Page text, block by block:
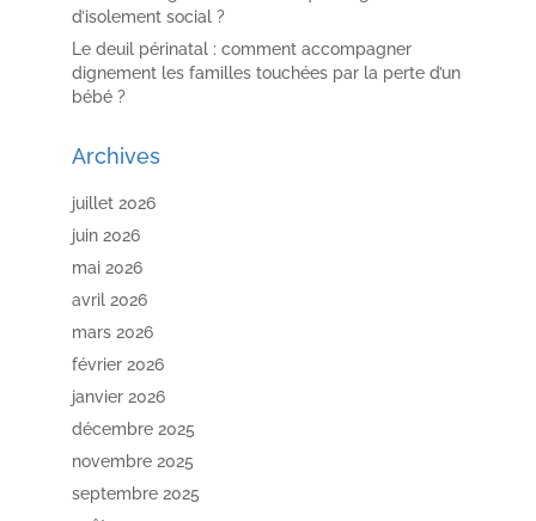
d’isolement social ?
Le deuil périnatal : comment accompagner
dignement les familles touchées par la perte d’un
bébé ?
Archives
juillet 2026
juin 2026
mai 2026
avril 2026
mars 2026
février 2026
janvier 2026
décembre 2025
novembre 2025
septembre 2025